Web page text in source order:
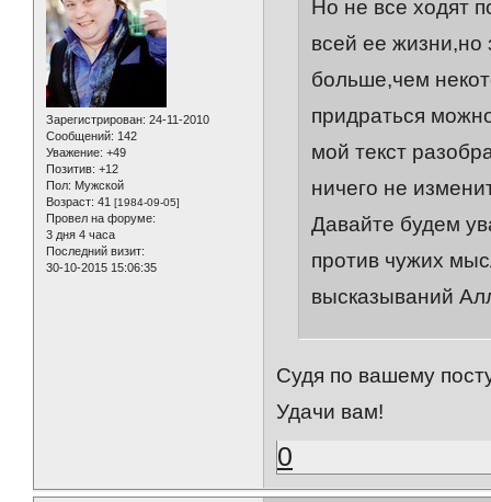
Зарегистрирован: 24-11-2010
Сообщений: 142
Уважение: +49
Позитив: +12
Пол: Мужской
Возраст: 41 [1984-09-05]
Провел на форуме:
3 дня 4 часа
Последний визит:
30-10-2015 15:06:35
Но не все ходят
всей ее жизни,но
больше,чем
придраться
мой текст
ничего не
Давайте будем
против чужих
высказываний
Судя по вашему
Удачи вам!
0